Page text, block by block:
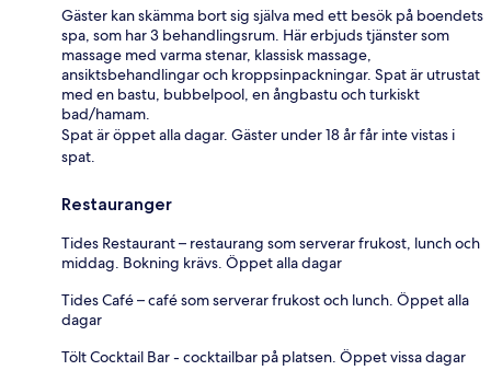
Gäster kan skämma bort sig själva med ett besök på boendets
spa, som har 3 behandlingsrum. Här erbjuds tjänster som
massage med varma stenar, klassisk massage,
ansiktsbehandlingar och kroppsinpackningar. Spat är utrustat
med en bastu, bubbelpool, en ångbastu och turkiskt
bad/hamam.
Spat är öppet alla dagar. Gäster under 18 år får inte vistas i
spat.
Restauranger
Tides Restaurant – restaurang som serverar frukost, lunch och
middag. Bokning krävs. Öppet alla dagar
Tides Café – café som serverar frukost och lunch. Öppet alla
dagar
Tölt Cocktail Bar - cocktailbar på platsen. Öppet vissa dagar